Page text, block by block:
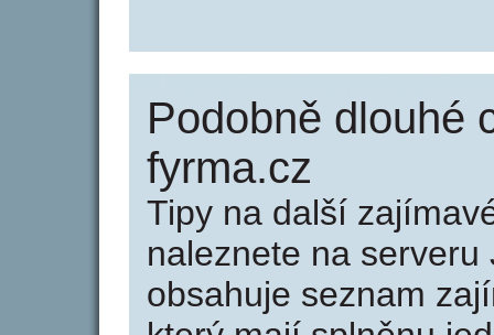
Podobně dlouhé
fyrma.cz
Tipy na další
naleznete na serveru
obsahuje seznam